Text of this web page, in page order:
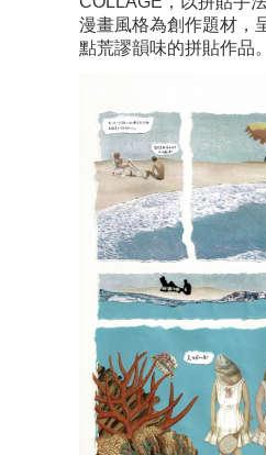
漫畫風格為創作題材，
點荒謬韻味的拼貼作品。